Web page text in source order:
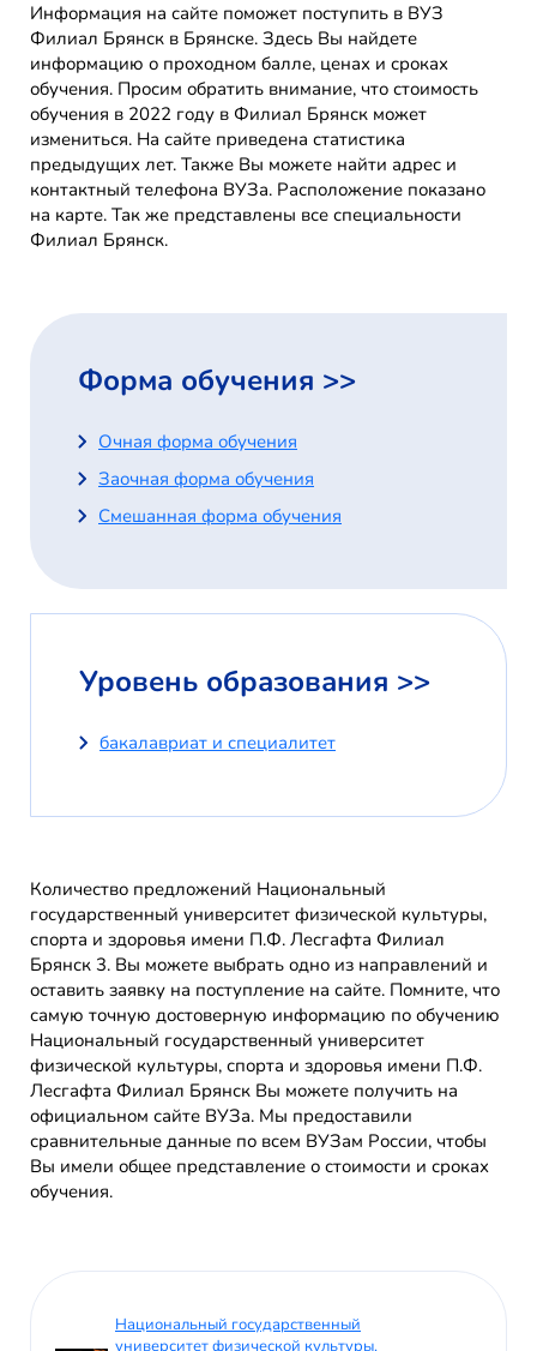
Информация на сайте поможет поступить в ВУЗ
Филиал Брянск в Брянске. Здесь Вы найдете
информацию о проходном балле, ценах и сроках
обучения. Просим обратить внимание, что стоимость
обучения в 2022 году в Филиал Брянск может
измениться. На сайте приведена статистика
предыдущих лет. Также Вы можете найти адрес и
контактный телефона ВУЗа. Расположение показано
на карте. Так же представлены все специальности
Филиал Брянск.
Форма обучения >>
Очная форма обучения
Заочная форма обучения
Смешанная форма обучения
Уровень образования >>
бакалавриат и специалитет
Количество предложений Национальный
государственный университет физической культуры,
спорта и здоровья имени П.Ф. Лесгафта Филиал
Брянск 3. Вы можете выбрать одно из направлений и
оставить заявку на поступление на сайте. Помните, что
самую точную достоверную информацию по обучению
Национальный государственный университет
физической культуры, спорта и здоровья имени П.Ф.
Лесгафта Филиал Брянск Вы можете получить на
официальном сайте ВУЗа. Мы предоставили
сравнительные данные по всем ВУЗам России, чтобы
Вы имели общее представление о стоимости и сроках
обучения.
Национальный государственный
университет физической культуры,